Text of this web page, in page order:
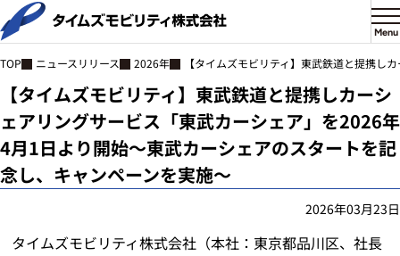
Menu
TOP ニュースリリース 2026年 【タイムズモビリティ】東武鉄道と提携
【タイムズモビリティ】東武鉄道と提携しカーシ
ェアリングサービス「東武カーシェア」を2026年
4月1日より開始〜東武カーシェアのスタートを記
念し、キャンペーンを実施〜
2026年03月23日
タイムズモビリティ株式会社（本社：東京都品川区、社長